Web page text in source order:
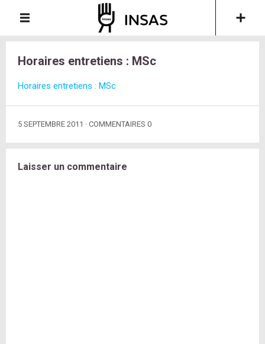
Horaires entretiens : MSc
Horaires entretiens : MSc
5 SEPTEMBRE 2011 COMMENTAIRES 0
Laisser un commentaire